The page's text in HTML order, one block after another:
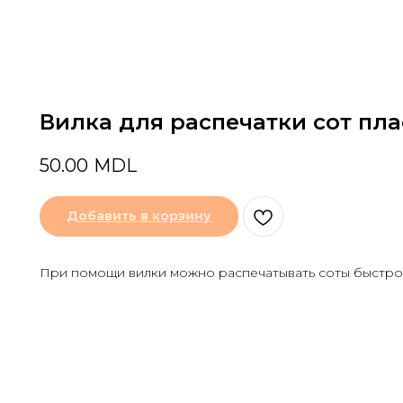
Вилка для распечатки сот
50.00 MDL
Добавить в корзину
При помощи вилки можно распечатывать соты